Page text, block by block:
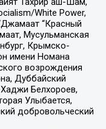
White Power,
“Красный
Мусульманская
Крымско-
имени Номана
возрождения
Дуббайский
Белхороев,
Улыбается,
добровольческий